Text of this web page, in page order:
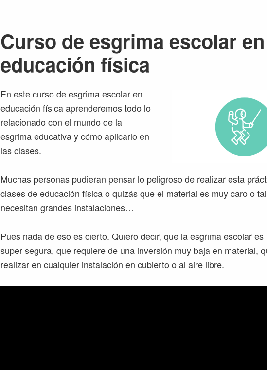
Curso de esgrima escolar en
educación física
En este curso de esgrima escolar en
educación física aprenderemos todo lo
relacionado con el mundo de la
esgrima educativa y cómo aplicarlo en
las clases.
Muchas personas pudieran pensar lo peligroso de realizar esta
clases de educación física o quizás que el material es muy caro o
necesitan grandes instalaciones…
Pues nada de eso es cierto. Quiero decir, que la esgrima escolar es
super segura, que requiere de una inversión muy baja en material,
realizar en cualquier instalación en cubierto o al aire libre.